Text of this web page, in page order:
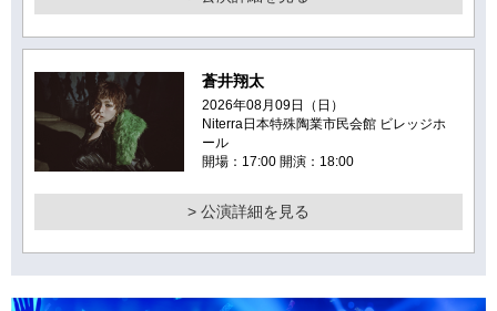
蒼井翔太
2026年08月09日（日）
Niterra日本特殊陶業市民会館 ビレッジホ
ール
開場：17:00 開演：18:00
> 公演詳細を見る